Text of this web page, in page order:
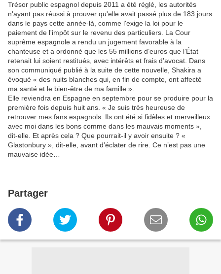
Trésor public espagnol depuis 2011 a été réglé, les autorités
n'ayant pas réussi à prouver qu'elle avait passé plus de 183 jours
dans le pays cette année-là, comme l'exige la loi pour le
paiement de l'impôt sur le revenu des particuliers. La Cour
suprême espagnole a rendu un jugement favorable à la
chanteuse et a ordonné que les 55 millions d’euros que l’État
retenait lui soient restitués, avec intérêts et frais d’avocat. Dans
son communiqué publié à la suite de cette nouvelle, Shakira a
évoqué « des nuits blanches qui, en fin de compte, ont affecté
ma santé et le bien-être de ma famille ».
Elle reviendra en Espagne en septembre pour se produire pour la
première fois depuis huit ans. « Je suis très heureuse de
retrouver mes fans espagnols. Ils ont été si fidèles et merveilleux
avec moi dans les bons comme dans les mauvais moments »,
dit-elle. Et après cela ? Que pourrait-il y avoir ensuite ? «
Glastonbury », dit-elle, avant d’éclater de rire. Ce n’est pas une
mauvaise idée…
Partager